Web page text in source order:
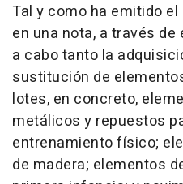
Tal y como ha emitido
en una nota, a través
a cabo tanto la
sustitución de
lotes, en concreto,
metálicos y repuestos
entrenamiento físico;
de madera; elementos